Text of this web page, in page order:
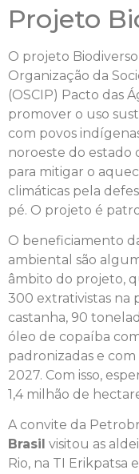
Projeto
O projeto
Organização da
(OSCIP) Pacto das
promover o uso
com povos
noroeste do estado
para mitigar o
climáticas pela
pé. O projeto é
O beneficiamento
ambiental são
âmbito do projeto,
300 extrativistas na
castanha, 90
óleo de copaíba
padronizadas e
2027. Com isso,
1,4 milhão de
A convite da
Brasil visitou as
Rio, na TI Erikpatsa